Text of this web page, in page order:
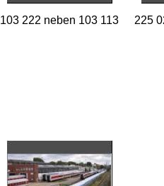
103 222 neben 103 113 225